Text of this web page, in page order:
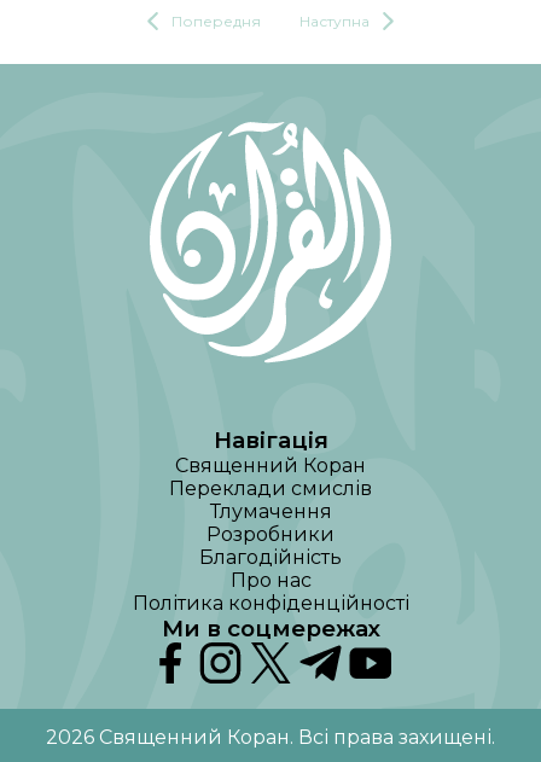
Попередня Наступна
Навігація
Священний Коран
Переклади смислів
Тлумачення
Розробники
Благодійність
Про нас
Політика конфіденційності
Ми в соцмережах
2026 Священний Коран. Всі права захищені.